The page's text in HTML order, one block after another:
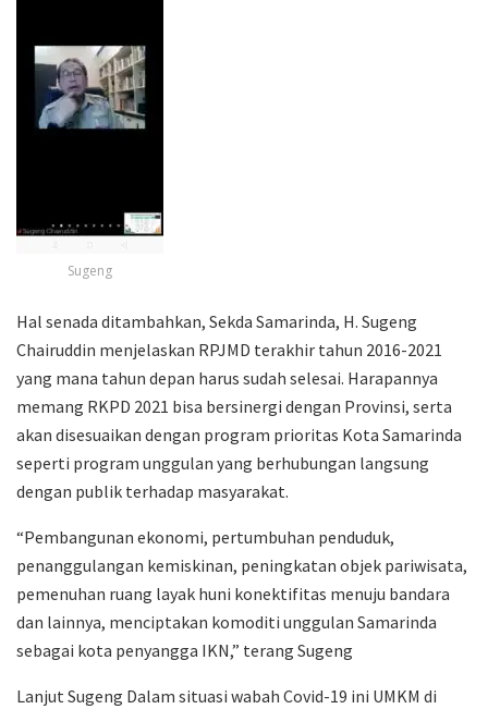
Sugeng
Hal senada ditambahkan, Sekda Samarinda, H. Sugeng
Chairuddin menjelaskan RPJMD terakhir tahun 2016-2021
yang mana tahun depan harus sudah selesai. Harapannya
memang RKPD 2021 bisa bersinergi dengan Provinsi, serta
akan disesuaikan dengan program prioritas Kota Samarinda
seperti program unggulan yang berhubungan langsung
dengan publik terhadap masyarakat.
“Pembangunan ekonomi, pertumbuhan penduduk,
penanggulangan kemiskinan, peningkatan objek pariwisata,
pemenuhan ruang layak huni konektifitas menuju bandara
dan lainnya, menciptakan komoditi unggulan Samarinda
sebagai kota penyangga IKN,” terang Sugeng
Lanjut Sugeng Dalam situasi wabah Covid-19 ini UMKM di